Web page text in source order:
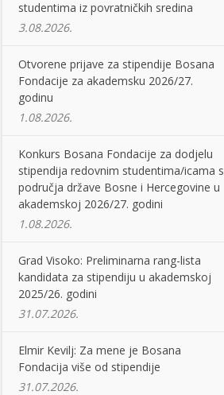
studentima iz povratničkih sredina
3.08.2026.
Otvorene prijave za stipendije Bosana
Fondacije za akademsku 2026/27.
godinu
1.08.2026.
Konkurs Bosana Fondacije za dodjelu
stipendija redovnim studentima/icama s
područja države Bosne i Hercegovine u
akademskoj 2026/27. godini
1.08.2026.
Grad Visoko: Preliminarna rang-lista
kandidata za stipendiju u akademskoj
2025/26. godini
31.07.2026.
Elmir Kevilj: Za mene je Bosana
Fondacija više od stipendije
31.07.2026.